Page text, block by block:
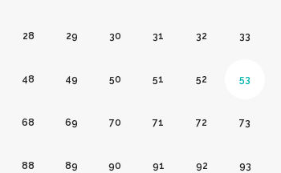
28 29 30 31 32 33
48 49 50 51 52 53
68 69 70 71 72 73
88 89 90 91 92 93